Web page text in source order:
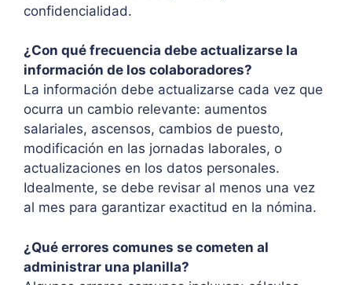
confidencialidad.
¿Con qué frecuencia debe actualizarse la
información de los colaboradores?
La información debe actualizarse cada vez que
ocurra un cambio relevante: aumentos
salariales, ascensos, cambios de puesto,
modificación en las jornadas laborales, o
actualizaciones en los datos personales.
Idealmente, se debe revisar al menos una vez
al mes para garantizar exactitud en la nómina.
¿Qué errores comunes se cometen al
administrar una planilla?